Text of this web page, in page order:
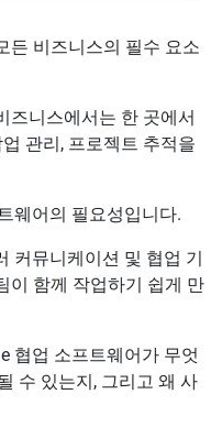
든 비즈니스의 필수 요소
즈니스에서는 한 곳에서
관리, 프로젝트 추적을
웨어의 필요성입니다.
커뮤니케이션 및 협업 기
이 함께 작업하기 쉽게 만
협업 소프트웨어가 무엇
수 있는지, 그리고 왜 사